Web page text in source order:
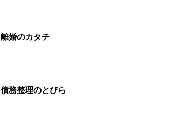
離婚のカタチ
債務整理のとびら